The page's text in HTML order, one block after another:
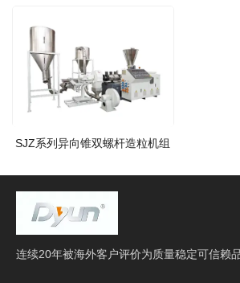
SJZ系列异向锥双螺杆造粒机组
连续20年被海外客户评价为质量稳定可信赖